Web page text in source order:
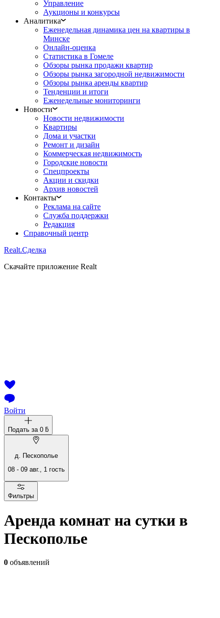
Управление
Аукционы и конкурсы
Аналитика
Еженедельная динамика цен на квартиры в
Минске
Онлайн-оценка
Статистика в Гомеле
Обзоры рынка продажи квартир
Обзоры рынка загородной недвижимости
Обзоры рынка аренды квартир
Тенденции и итоги
Еженедельные мониторинги
Новости
Новости недвижимости
Квартиры
Дома и участки
Ремонт и дизайн
Коммерческая недвижимость
Городские новости
Спецпроекты
Акции и скидки
Архив новостей
Контакты
Реклама на сайте
Служба поддержки
Редакция
Справочный центр
Realt.Сделка
Скачайте приложение Realt
Войти
Подать за 0 ƃ
д. Пескополье
08 - 09 авг., 1 гость
Фильтры
Аренда комнат на сутки в
Пескополье
0 объявлений